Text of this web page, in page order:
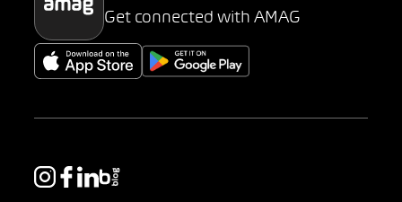
Get connected with AMAG